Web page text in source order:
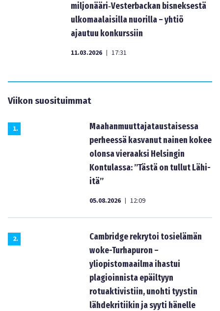
miljonääri‑Vesterbackan bisneksestä
ulkomaalaisilla nuorilla – yhtiö
ajautuu konkurssiin
11.03.2026 | 17:31
Viikon suosituimmat
1.
Maahanmuuttajataustaisessa
perheessä kasvanut nainen kokee
olonsa vieraaksi Helsingin
Kontulassa: ”Tästä on tullut Lähi-
itä”
05.08.2026 | 12:09
2.
Cambridge rekrytoi tosielämän
woke-Turhapuron –
yliopistomaailma ihastui
plagioinnista epäiltyyn
rotuaktivistiin, unohti tyystin
lähdekritiikin ja syyti hänelle